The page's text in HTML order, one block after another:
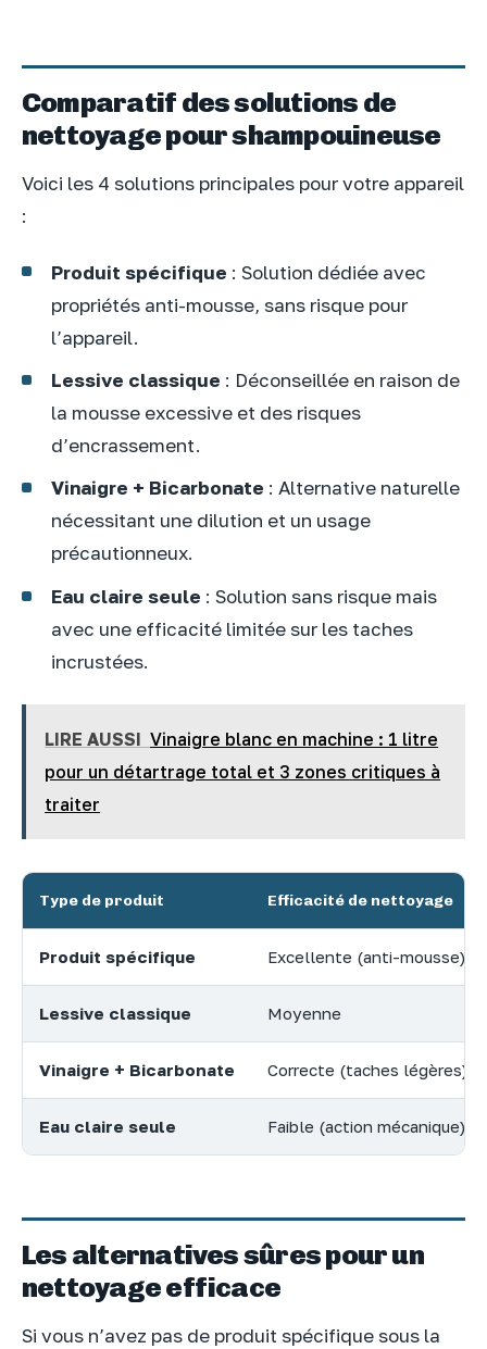
Comparatif des solutions de
nettoyage pour shampouineuse
Voici les 4 solutions principales pour votre appareil
:
Produit spécifique : Solution dédiée avec
propriétés anti-mousse, sans risque pour
l’appareil.
Lessive classique : Déconseillée en raison de
la mousse excessive et des risques
d’encrassement.
Vinaigre + Bicarbonate : Alternative naturelle
nécessitant une dilution et un usage
précautionneux.
Eau claire seule : Solution sans risque mais
avec une efficacité limitée sur les taches
incrustées.
LIRE AUSSI Vinaigre blanc en machine : 1 litre
pour un détartrage total et 3 zones critiques à
traiter
Type de produit Efficacité de nettoyage
Produit spécifique Excellente (anti-mousse)
Lessive classique Moyenne
Vinaigre + Bicarbonate Correcte (taches légères)
Eau claire seule Faible (action mécanique)
Les alternatives sûres pour un
nettoyage efficace
Si vous n’avez pas de produit spécifique sous la